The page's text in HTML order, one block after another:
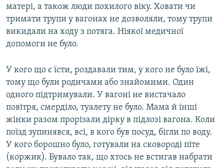
матері, а також люди похилого віку. Ховати чи
тримати трупи у вагонах не дозволяли, тому трупи
викидали на ходу з потяга. Ніякої медичної
допомоги не було.
У кого що є їсти, роздавали тим, у кого не було їжі,
тому що були родичами або знайомими. Один
одного підтримували. У вагоні не вистачало
повітря, смерділо, туалету не було. Мама й інші
жінки разом прорізали дірку в підлозі вагона. Коли
поїзд зупинявся, всі, в кого був посуд, бігли по воду.
У кого борошно було, готували на сковороді піте
(коржик). Бувало так, що хтось не встигав набрати